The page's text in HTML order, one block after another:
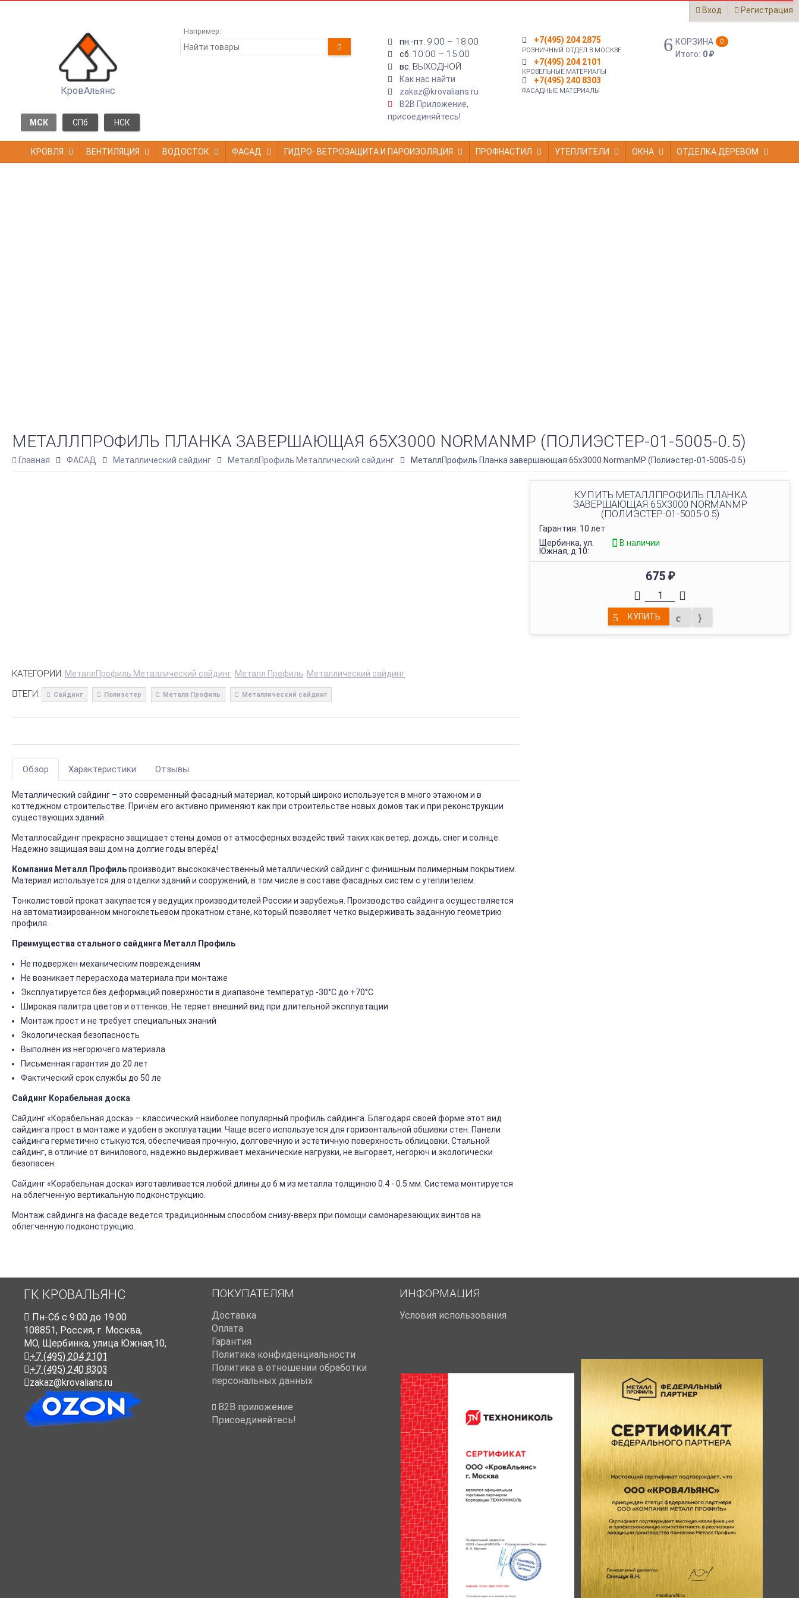
Вход Регистрация
КровАльянс
МСК СПб НСК
Например:
пн.-пт. 9:00 – 18:00
сб. 10:00 – 15:00
вс. ВЫХОДНОЙ
Как нас найти
zakaz@krovalians.ru
B2B Приложение,
присоединяйтесь!
+7(495) 204 2875
РОЗНИЧНЫЙ ОТДЕЛ В МОСКВЕ
+7(495) 204 2101
КРОВЕЛЬНЫЕ МАТЕРИАЛЫ
+7(495) 240 8303
ФАСАДНЫЕ МАТЕРИАЛЫ
КОРЗИНА 0
Итого: 0₽
КРОВЛЯ ВЕНТИЛЯЦИЯ ВОДОСТОК ФАСАД ГИДРО- ВЕТРОЗАЩИТА И ПАРОИЗОЛЯЦИЯ ПРОФНАСТИЛ УТЕПЛИТЕЛИ ОКНА ОТДЕЛКА ДЕРЕВОМ
МЕТАЛЛПРОФИЛЬ ПЛАНКА ЗАВЕРШАЮЩАЯ 65Х3000 NORMANMP (ПОЛИЭСТЕР-01-5005-0.5)
Главная ФАСАД Металлический сайдинг МеталлПрофиль Металлический сайдинг МеталлПрофиль Планка завершающая 65х3000 NormanMP (Полиэстер-01-5005-0.5)
КУПИТЬ МЕТАЛЛПРОФИЛЬ ПЛАНКА
ЗАВЕРШАЮЩАЯ 65Х3000 NORMANMP
(ПОЛИЭСТЕР-01-5005-0.5)
Гарантия: 10 лет
Щербинка, ул.
Южная, д.10:
В наличии
675 ₽
КУПИТЬ
КАТЕГОРИИ: МеталлПрофиль Металлический сайдинг Металл Профиль Металлический сайдинг
ТЕГИ: Сайдинг Полиэстер Металл Профиль Металлический сайдинг
Обзор Характеристики Отзывы
Металлический сайдинг – это современный фасадный материал, который широко используется в много этажном и в
коттеджном строительстве. Причём его активно применяют как при строительстве новых домов так и при реконструкции
существующих зданий.
Металлосайдинг прекрасно защищает стены домов от атмосферных воздействий таких как ветер, дождь, снег и солнце.
Надежно защищая ваш дом на долгие годы вперёд!
Компания Металл Профильпроизводит высококачественный металлический сайдинг с финишным полимерным покрытием.
Материал используется для отделки зданий и сооружений, в том числе в составе фасадных систем с утеплителем.
Тонколистовой прокат закупается у ведущих производителей России и зарубежья. Производство сайдинга осуществляется
на автоматизированном многоклетьевом прокатном стане, который позволяет четко выдерживать заданную геометрию
профиля.
Преимущества стального сайдинга Металл Профиль
Не подвержен механическим повреждениям
Не возникает перерасхода материала при монтаже
Эксплуатируется без деформаций поверхности в диапазоне температур -30°C до +70°C
Широкая палитра цветов и оттенков. Не теряет внешний вид при длительной эксплуатации
Монтаж прост и не требует специальных знаний
Экологическая безопасность
Выполнен из негорючего материала
Письменная гарантия до 20 лет
Фактический срок службы до 50 ле
Сайдинг Корабельная доска
Сайдинг «Корабельная доска» – классический наиболее популярный профиль сайдинга. Благодаря своей форме этот вид
сайдинга прост в монтаже и удобен в эксплуатации. Чаще всего используется для горизонтальной обшивки стен. Панели
сайдинга герметично стыкуются, обеспечивая прочную, долговечную и эстетичную поверхность облицовки. Стальной
сайдинг, в отличие от винилового, надежно выдерживает механические нагрузки, не выгорает, негорюч и экологически
безопасен.
Сайдинг «Корабельная доска» изготавливается любой длины до 6 м из металла толщиною 0.4 - 0.5 мм. Система монтируется
на облегченную вертикальную подконструкцию.
Монтаж сайдинга на фасаде ведется традиционным способом снизу-вверх при помощи самонарезающих винтов на
облегченную подконструкцию.
ГК КРОВАЛЬЯНС
Пн-Cб с 9:00 до 19:00
108851, Россия, г. Москва,
МО, Щербинка, улица Южная,10,
+7 (495) 204 2101
+7 (495) 240 8303
zakaz@krovalians.ru
ПОКУПАТЕЛЯМ
Доставка
Оплата
Гарантия
Политика конфиденциальности
Политика в отношении обработки
персональных данных
B2B приложение
Присоединяйтесь!
ИНФОРМАЦИЯ
Условия использования